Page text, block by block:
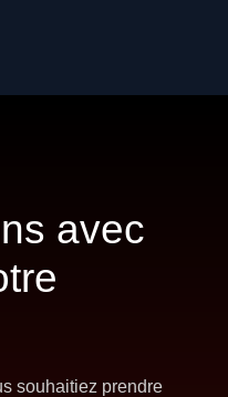
avec
souhaitiez prendre